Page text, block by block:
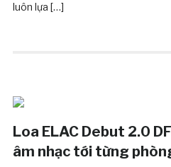
luôn lựa […]
Loa ELAC Debut 2.0
âm nhạc tới từng